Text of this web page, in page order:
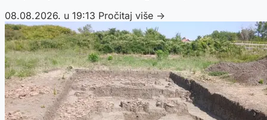
08.08.2026. u 19:13 Pročitaj više →